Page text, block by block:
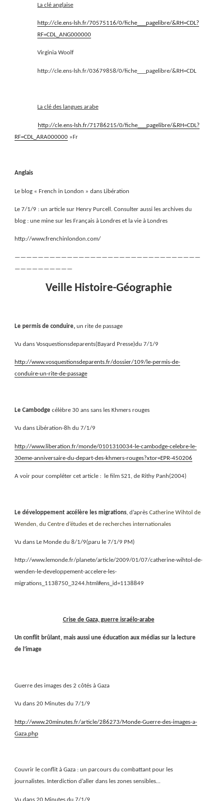
La clé anglaise
http://cle.ens-lsh.fr/70575116/0/fiche___pagelibre/&RH=CDL?
RF=CDL_ANG000000
Virginia Woolf
http://cle.ens-lsh.fr/03679858/0/fiche___pagelibre/&RH=CDL
La clé des langues arabe
http://cle.ens-lsh.fr/71786215/0/fiche___pagelibre/&RH=CDL?
RF=CDL_ARA000000 »Fr
Anglais
Le blog « French in London » dans Libération
Le 7/1/9 : un article sur Henry Purcell. Consulter aussi les archives du
blog : une mine sur les Français à Londres et la vie à Londres
http://www.frenchinlondon.com/
————————————————————————————————
——————————
Veille Histoire-Géographie
Le permis de conduire, un rite de passage
Vu dans Vosquestionsdeparents(Bayard Presse)du 7/1/9
http://www.vosquestionsdeparents.fr/dossier/109/le-permis-de-
conduire-un-rite-de-passage
Le Cambodge célèbre 30 ans sans les Khmers rouges
Vu dans Libération-8h du 7/1/9
http://www.liberation.fr/monde/0101310034-le-cambodge-celebre-le-
30eme-anniversaire-du-depart-des-khmers-rouges?xtor=EPR-450206
A voir pour compléter cet article : le film S21, de Rithy Panh(2004)
Le développement accélère les migrations , d’après Catherine Wihtol de
Wenden, du Centre d’études et de recherches internationales
Vu dans Le Monde du 8/1/9(paru le 7/1/9 PM)
http://www.lemonde.fr/planete/article/2009/01/07/catherine-wihtol-de-
wenden-le-developpement-accelere-les-
migrations_1138750_3244.html#ens_id=1138849
Crise de Gaza, guerre israélo-arabe
Un conflit brûlant, mais aussi une éducation aux médias sur la lecture
de l’image
Guerre des images des 2 côtés à Gaza
Vu dans 20 Minutes du 7/1/9
http://www.20minutes.fr/article/286273/Monde-Guerre-des-images-a-
Gaza.php
Couvrir le conflit à Gaza : un parcours du combattant pour les
journalistes. Interdiction d’aller dans les zones sensibles…
Vu dans 20 Minutes du 7/1/9